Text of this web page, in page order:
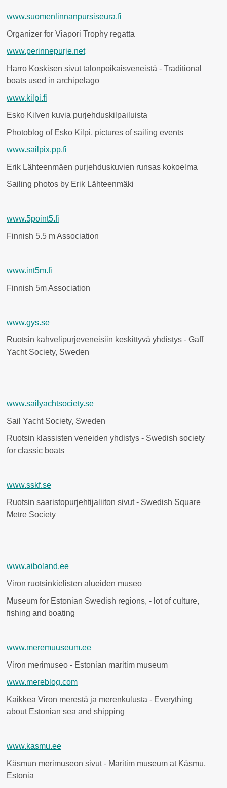
www.suomenlinnanpursiseura.fi
Organizer for Viapori Trophy regatta
www.perinnepurje.net
Harro Koskisen sivut talonpoikaisveneistä - Traditional
boats used in archipelago
www.kilpi.fi
Esko Kilven kuvia purjehduskilpailuista
Photoblog of Esko Kilpi, pictures of sailing events
www.sailpix.pp.fi
Erik Lähteenmäen purjehduskuvien runsas kokoelma
Sailing photos by Erik Lähteenmäki
www.5point5.fi
Finnish 5.5 m Association
www.int5m.fi
Finnish 5m Association
www.gys.se
Ruotsin kahvelipurjeveneisiin keskittyvä yhdistys - Gaff
Yacht Society, Sweden
www.sailyachtsociety.se
Sail Yacht Society, Sweden
Ruotsin klassisten veneiden yhdistys - Swedish society
for classic boats
www.sskf.se
Ruotsin saaristopurjehtijaliiton sivut - Swedish Square
Metre Society
www.aiboland.ee
Viron ruotsinkielisten alueiden museo
Museum for Estonian Swedish regions, - lot of culture,
fishing and boating
www.meremuuseum.ee
Viron merimuseo - Estonian maritim museum
www.mereblog.com
Kaikkea Viron merestä ja merenkulusta - Everything
about Estonian sea and shipping
www.kasmu.ee
Käsmun merimuseon sivut - Maritim museum at Käsmu,
Estonia